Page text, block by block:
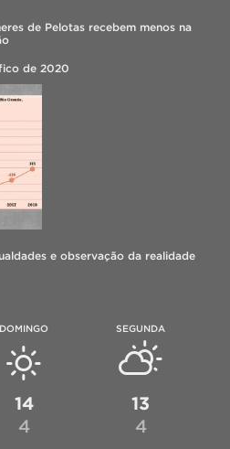
de Pelotas recebem menos na
de 2020
e observação da realidade
DOMINGO
14
4
SEGUNDA
13
4